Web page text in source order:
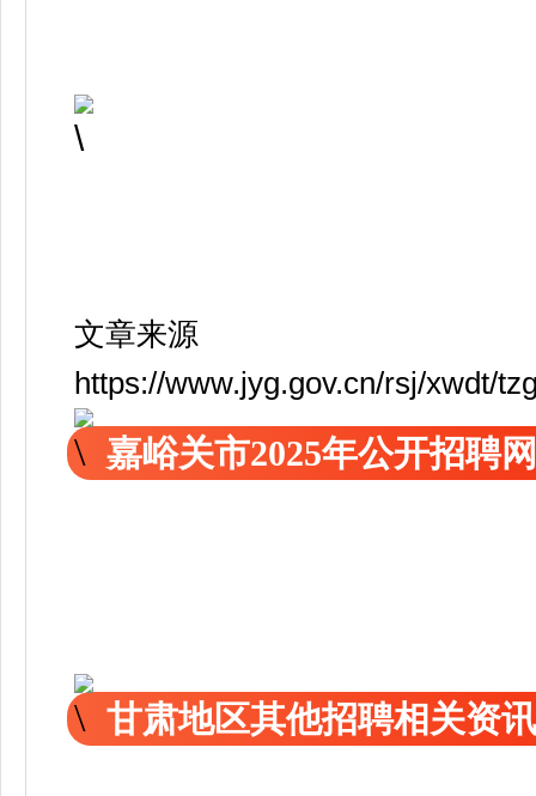
文章来源
https://www.jyg.gov.cn/rsj/xwdt/
嘉峪关市2025年公开招聘
甘肃地区其他招聘相关资